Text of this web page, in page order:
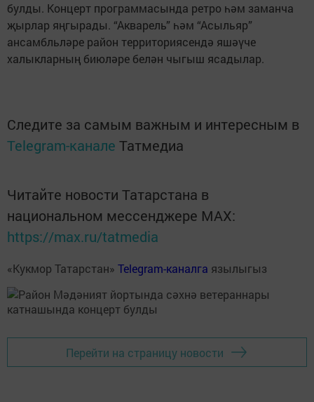
булды. Концерт программасында ретро һәм заманча
җырлар яңгырады. “Акварель” һәм “Асыльяр”
ансамбльләре район территориясендә яшәүче
халыкларның биюләре белән чыгыш ясадылар.
Следите за самым важным и интересным в
Telegram-канале Татмедиа
Читайте новости Татарстана в
национальном мессенджере MАХ:
https://max.ru/tatmedia
«Кукмор Татарстан» Telegram-каналга язылыгыз
Перейти на страницу новости